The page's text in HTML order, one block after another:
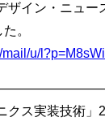
ザイン・ニュ
。
u/
ス実装技術」